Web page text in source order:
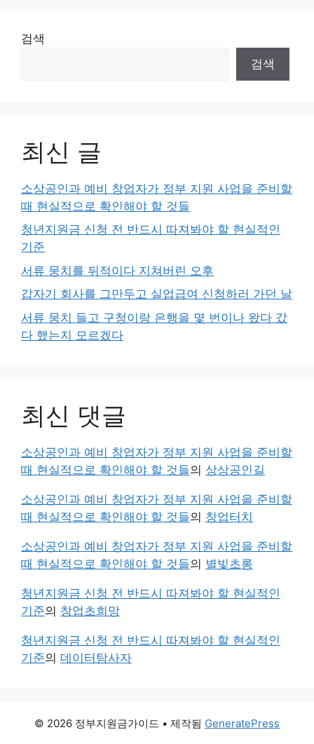
검색
검색
최신 글
소상공인과 예비 창업자가 정부 지원 사업을 준비할
때 현실적으로 확인해야 할 것들
청년지원금 신청 전 반드시 따져봐야 할 현실적인
기준
서류 뭉치를 뒤적이다 지쳐버린 오후
갑자기 회사를 그만두고 실업급여 신청하러 가던 날
서류 뭉치 들고 구청이랑 은행을 몇 번이나 왔다 갔
다 했는지 모르겠다
최신 댓글
소상공인과 예비 창업자가 정부 지원 사업을 준비할
때 현실적으로 확인해야 할 것들의 상상공인길
소상공인과 예비 창업자가 정부 지원 사업을 준비할
때 현실적으로 확인해야 할 것들의 창업터치
소상공인과 예비 창업자가 정부 지원 사업을 준비할
때 현실적으로 확인해야 할 것들의 별빛초롱
청년지원금 신청 전 반드시 따져봐야 할 현실적인
기준의 창업초희망
청년지원금 신청 전 반드시 따져봐야 할 현실적인
기준의 데이터탐사자
© 2026 정부지원금가이드 • 제작됨 GeneratePress